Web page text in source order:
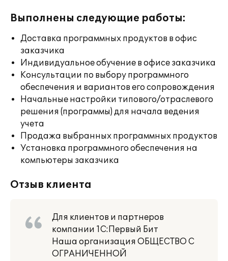
Выполнены следующие работы:
Доставка программных продуктов в офис
заказчика
Индивидуальное обучение в офисе заказчика
Консультации по выбору программного
обеспечения и вариантов его сопровождения
Начальные настройки типового/отраслевого
решения (программы) для начала ведения
учета
Продажа выбранных программных продуктов
Установка программного обеспечения на
компьютеры заказчика
Отзыв клиента
Для клиентов и партнеров
компании 1С:Первый Бит
Наша организация ОБЩЕСТВО С
ОГРАНИЧЕННОЙ